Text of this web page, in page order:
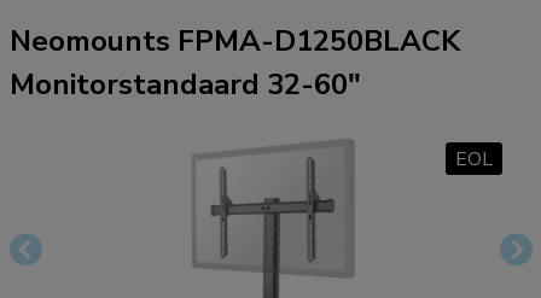
Neomounts FPMA-D1250BLACK
Monitorstandaard 32-60"
EOL